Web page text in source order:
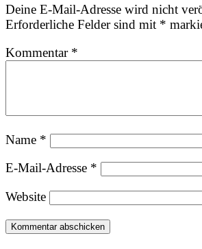
Deine E-Mail-Adresse wird nicht
Erforderliche Felder sind mit *
Kommentar *
Name *
E-Mail-Adresse *
Website